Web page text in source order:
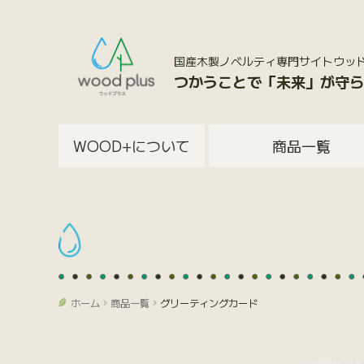
国産木製ノベルティ専門サイトウッ
つかうことで「未来」が守
WOOD+について 商品一覧
ホーム 商品一覧 グリーティングカード